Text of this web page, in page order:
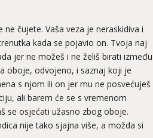
čujete. Vaša veza je neraskidiva i
kada se pojavio on. Tvoja naj
jer ne možeš i ne želiš birati između
oboje, odvojeno, i saznaj koji je
s njom ili on jer mu ne posvećuješ
ali barem će se s vremenom
se osjećati užasno zbog oboje.
nije tako sjajna više, a možda si